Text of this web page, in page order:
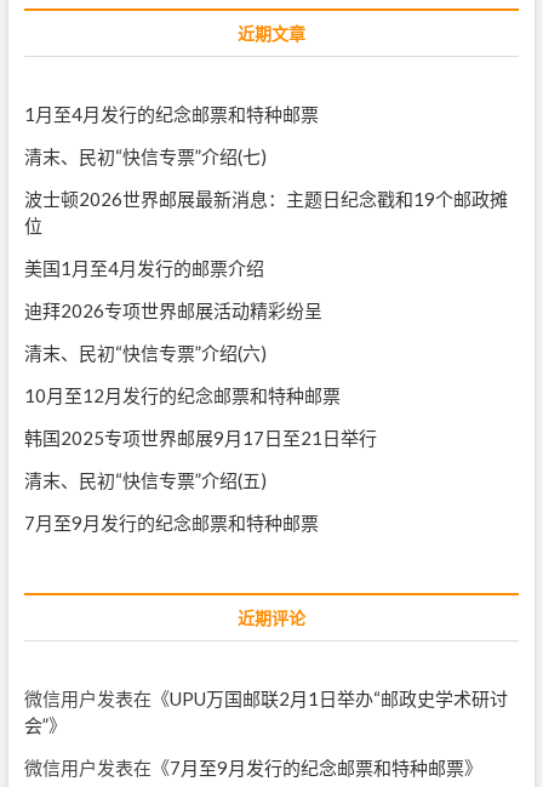
近期文章
1月至4月发行的纪念邮票和特种邮票
清末、民初“快信专票”介绍(七)
波士顿2026世界邮展最新消息：主题日纪念戳和19个邮政摊
位
美国1月至4月发行的邮票介绍
迪拜2026专项世界邮展活动精彩纷呈
清末、民初“快信专票”介绍(六)
10月至12月发行的纪念邮票和特种邮票
韩国2025专项世界邮展9月17日至21日举行
清末、民初“快信专票”介绍(五)
7月至9月发行的纪念邮票和特种邮票
近期评论
微信用户发表在《UPU万国邮联2月1日举办“邮政史学术研讨
会”》
微信用户发表在《7月至9月发行的纪念邮票和特种邮票》